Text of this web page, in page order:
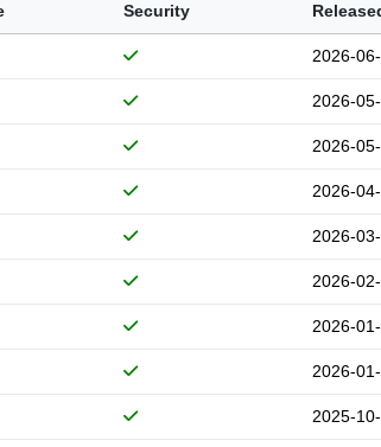
Security
2026-
2026-
2026-
2026-
2026-
2026-
2026-
2026-
2025-